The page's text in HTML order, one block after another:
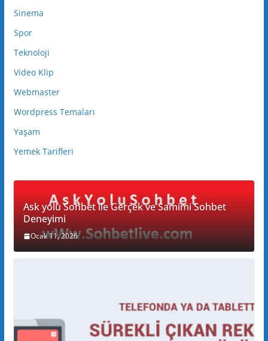
Sinema
Spor
Teknoloji
Video Klip
Webmaster
Wordpress Temaları
Yaşam
Yemek Tarifleri
Ask yolu Sohbet ile Gerçek ve Samimi Sohbet
Deneyimi
Ocak 11, 2026